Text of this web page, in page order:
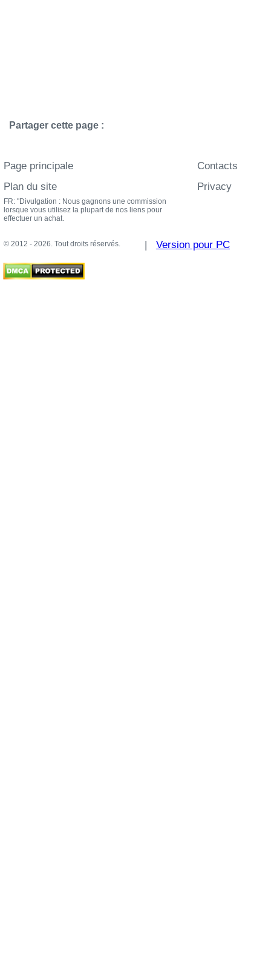
Partager cette page :
Page principale
Plan du site
Contacts
Privacy
FR: "Divulgation : Nous gagnons une commission
lorsque vous utilisez la plupart de nos liens pour
effectuer un achat.
© 2012 - 2026. Tout droits réservés. | Version pour PC